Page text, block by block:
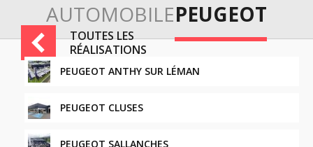
TOUTES LES
RÉALISATIONS
AUTOMOBILEPEUGEOT
PEUGEOT ANTHY SUR LÉMAN
PEUGEOT CLUSES
PEUGEOT SALLANCHES